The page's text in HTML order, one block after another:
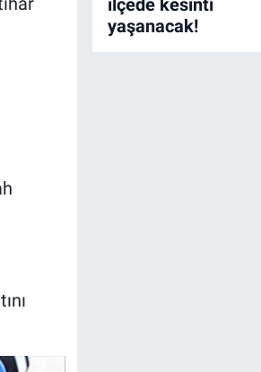
ilçede kesinti
yaşanacak!